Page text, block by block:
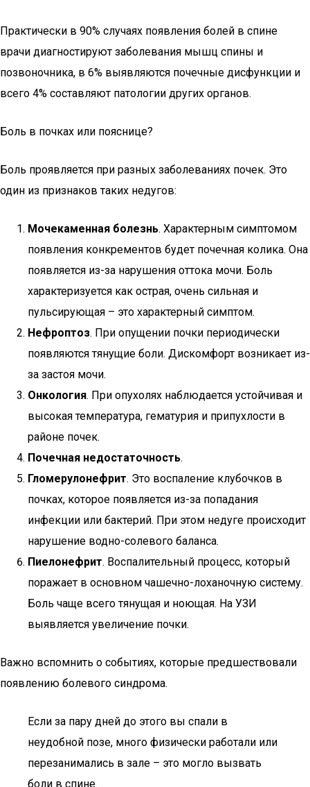
Практически в 90% случаях появления болей в спине
врачи диагностируют заболевания мышц спины и
позвоночника, в 6% выявляются почечные дисфункции и
всего 4% составляют патологии других органов.
Боль в почках или пояснице?
Боль проявляется при разных заболеваниях почек. Это
один из признаков таких недугов:
Мочекаменная болезнь. Характерным симптомом
появления конкрементов будет почечная колика. Она
появляется из-за нарушения оттока мочи. Боль
характеризуется как острая, очень сильная и
пульсирующая – это характерный симптом.
Нефроптоз. При опущении почки периодически
появляются тянущие боли. Дискомфорт возникает из-
за застоя мочи.
Онкология. При опухолях наблюдается устойчивая и
высокая температура, гематурия и припухлости в
районе почек.
Почечная недостаточность.
Гломерулонефрит. Это воспаление клубочков в
почках, которое появляется из-за попадания
инфекции или бактерий. При этом недуге происходит
нарушение водно-солевого баланса.
Пиелонефрит. Воспалительный процесс, который
поражает в основном чашечно-лоханочную систему.
Боль чаще всего тянущая и ноющая. На УЗИ
выявляется увеличение почки.
Важно вспомнить о событиях, которые предшествовали
появлению болевого синдрома.
Если за пару дней до этого вы спали в
неудобной позе, много физически работали или
перезанимались в зале – это могло вызвать
боли в спине.